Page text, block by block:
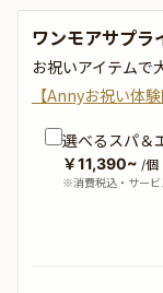
ワンモアサプラ
お祝いアイテムで
【Annyお祝い体
選べるスパ＆
￥11,390~ /個
※消費税込・サービ